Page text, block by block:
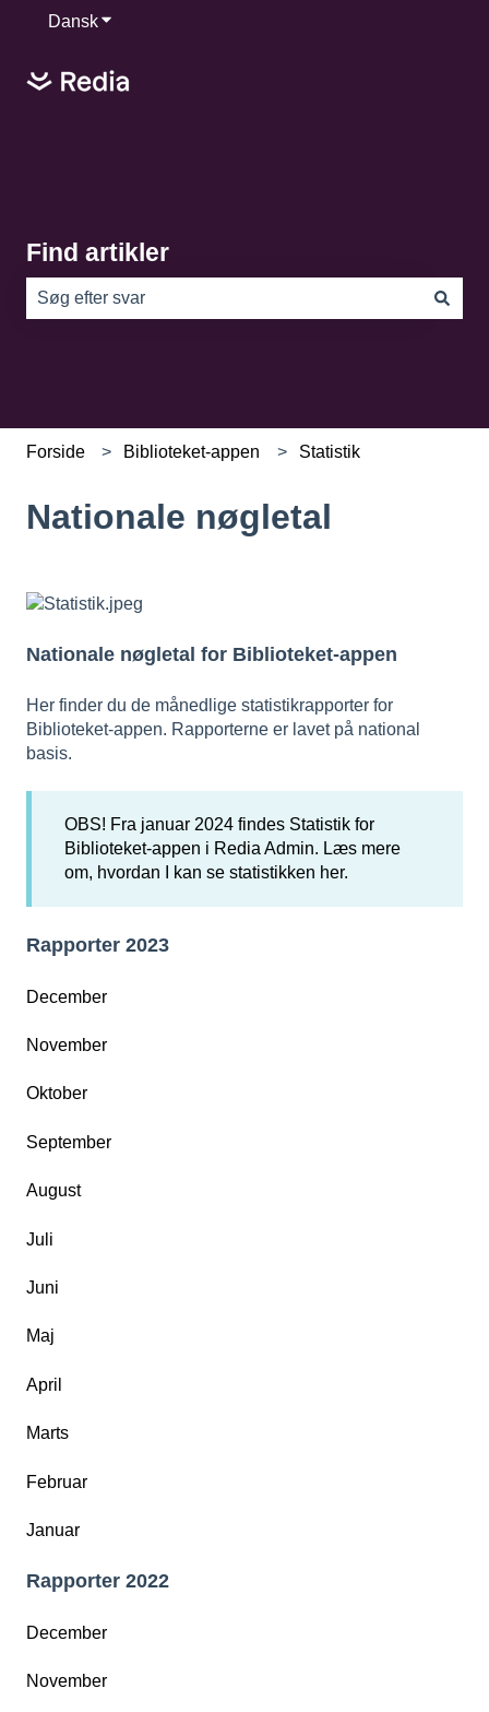
DanskVis undermenu for oversættelser
Find artikler
Forside Biblioteket-appen Statistik
Nationale nøgletal
Nationale nøgletal for Biblioteket-appen
Her finder du de månedlige statistikrapporter for
Biblioteket-appen. Rapporterne er lavet på national
basis.
OBS! Fra januar 2024 findes Statistik for
Biblioteket-appen i Redia Admin. Læs mere
om, hvordan I kan se statistikken her.
Rapporter 2023
December
November
Oktober
September
August
Juli
Juni
Maj
April
Marts
Februar
Januar
Rapporter 2022
December
November